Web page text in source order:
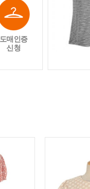
도매인증
신청